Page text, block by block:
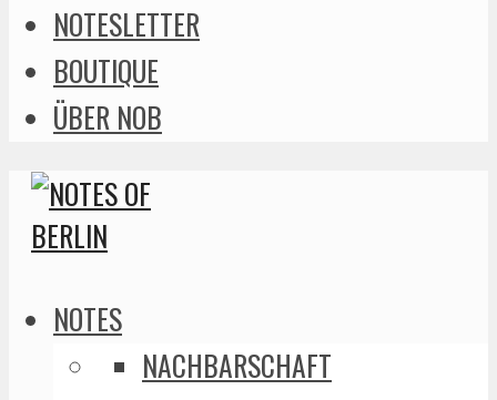
NOTESLETTER
BOUTIQUE
ÜBER NOB
NOTES
NACHBARSCHAFT